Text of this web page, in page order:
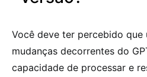
Você deve ter percebido que
mudanças decorrentes do
capacidade de processar e